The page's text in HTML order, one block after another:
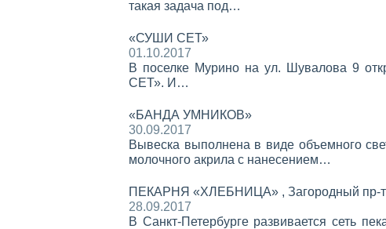
такая задача под…
«СУШИ СЕТ»
01.10.2017
В поселке Мурино на ул. Шувалова 9
СЕТ». И…
«БАНДА УМНИКОВ»
30.09.2017
Вывеска выполнена в виде объемного
молочного акрила с нанесением…
ПЕКАРНЯ «ХЛЕБНИЦА» , Загородный пр-т
28.09.2017
В Санкт-Петербурге развивается сеть